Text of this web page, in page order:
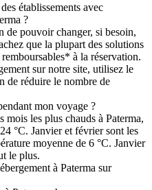
établissements avec
?
de pouvoir changer, si besoin,
que la plupart des solutions
à la réservation.
sur notre site, utilisez le
de réduire le nombre de
mon voyage ?
les plus chauds à Paterma,
°C. Janvier et février sont les
moyenne de 6 °C. Janvier
le plus.
à Paterma sur